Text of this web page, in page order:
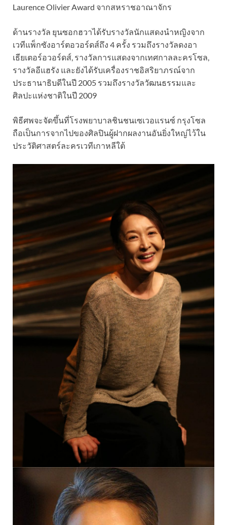
Laurence Olivier Award จากสหราชอาณาจักร
ด้านรางวัล ยุนซอกฮวาได้รับรางวัลนักแสดงนำหญิงจาก
เวทีแพ็กซังอาร์ตอวอร์ดส์ถึง 4 ครั้ง รวมถึงรางวัลดงอา
เธียเตอร์อวอร์ดส์, รางวัลการแสดงจากเทศกาลละครโซล,
รางวัลอีแฮรัง และยังได้รับเครื่องราชอิสริยาภรณ์จาก
ประธานาธิบดีในปี 2005 รวมถึงรางวัลวัฒนธรรมและ
ศิลปะแห่งชาติในปี 2009
พิธีศพจะจัดขึ้นที่โรงพยาบาลชินชนเซเวอแรนซ์ กรุงโซล
ถือเป็นการจากไปของศิลปินผู้ฝากผลงานอันยิ่งใหญ่ไว้ใน
ประวัติศาสตร์ละครเวทีเกาหลีใต้